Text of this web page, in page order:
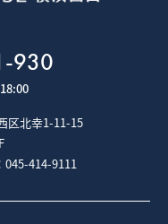
930
区北幸1-11-15
414-9111